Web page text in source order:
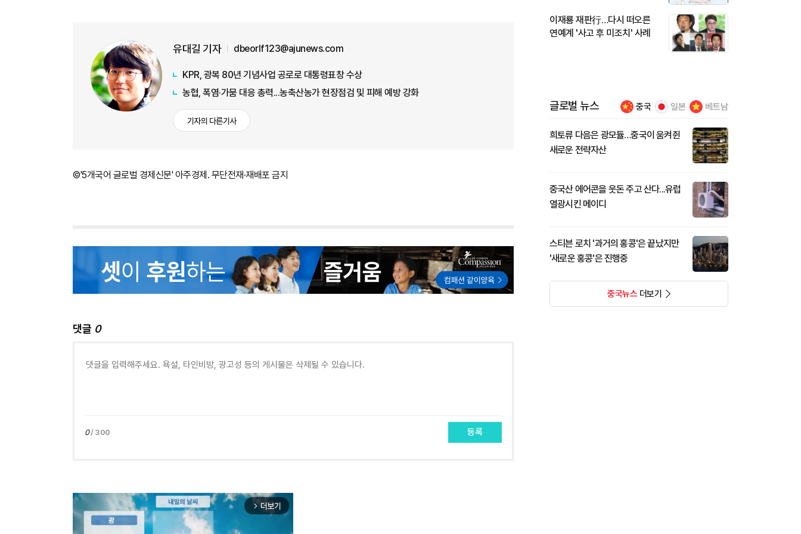
유대길 기자 dbeorlf123@ajunews.com
KPR, 광복 80년 기념사업 공로로 대통령표창 수상
농협, 폭염·가뭄 대응 총력...농축산농가 현장점검 및 피해 예방 강화
기자의 다른기사
©'5개국어 글로벌 경제신문' 아주경제. 무단전재·재배포 금지
댓글 0
0/ 300 등록
arrow_forward_ios 더보기
이재룡 재판行…다시 떠오른
연예계 '사고 후 미조치' 사례
글로벌 뉴스 중국 일본 베트남
희토류 다음은 광모듈…중국이 움켜쥔
새로운 전략자산
중국산 에어콘을 웃돈 주고 산다...유럽
열광시킨 메이디
스티븐 로치 '과거의 홍콩'은 끝났지만
'새로운 홍콩'은 진행중
중국뉴스더보기